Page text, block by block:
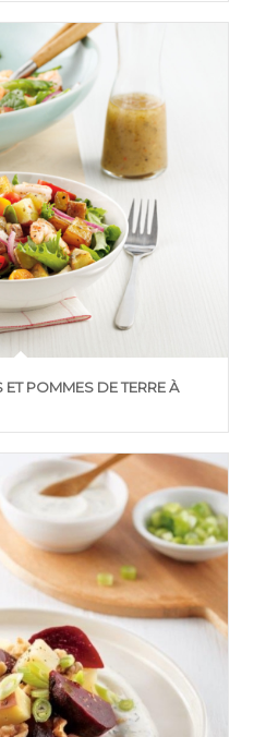
ET POMMES DE TERRE À